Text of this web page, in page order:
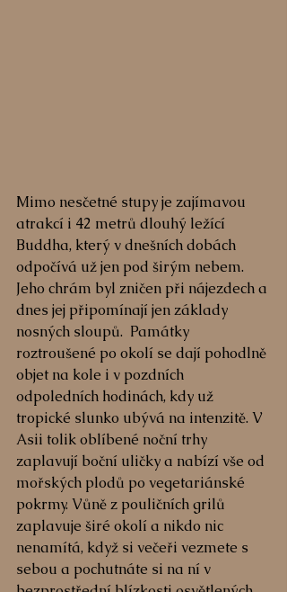
Mimo nesčetné stupy je zajímavou
atrakcí i 42 metrů dlouhý ležící
Buddha, který v dnešních dobách
odpočívá už jen pod širým nebem.
Jeho chrám byl zničen při nájezdech a
dnes jej připomínají jen základy
nosných sloupů.  Památky
roztroušené po okolí se dají pohodlně
objet na kole i v pozdních
odpoledních hodinách, kdy už
tropické slunko ubývá na intenzitě. V
Asii tolik oblíbené noční trhy
zaplavují boční uličky a nabízí vše od
mořských plodů po vegetariánské
pokrmy. Vůně z pouličních grilů
zaplavuje širé okolí a nikdo nic
nenamítá, když si večeři vezmete s
sebou a pochutnáte si na ní v